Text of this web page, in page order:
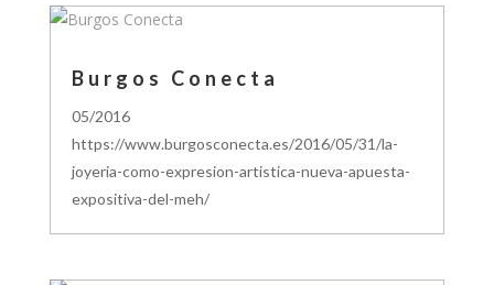
Burgos Conecta
05/2016
https://www.burgosconecta.es/2016/05/31/la-
joyeria-como-expresion-artistica-nueva-apuesta-
expositiva-del-meh/